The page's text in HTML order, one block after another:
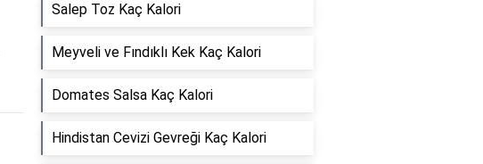
Salep Toz Kaç Kalori
Meyveli ve Fındıklı Kek Kaç Kalori
Domates Salsa Kaç Kalori
Hindistan Cevizi Gevreği Kaç Kalori